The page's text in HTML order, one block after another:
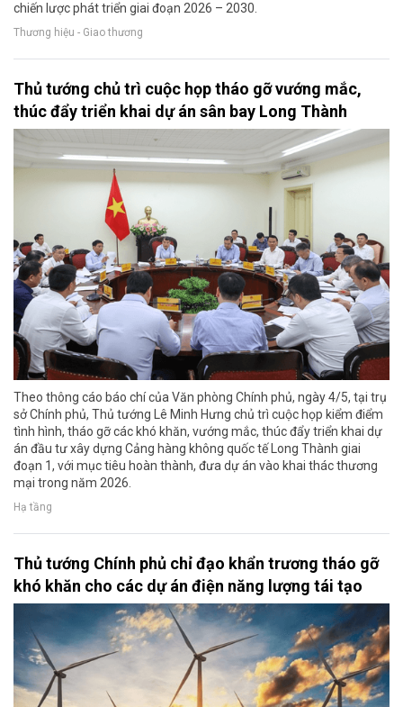
chiến lược phát triển giai đoạn 2026 – 2030.
Thương hiệu - Giao thương
Thủ tướng chủ trì cuộc họp tháo gỡ vướng mắc,
thúc đẩy triển khai dự án sân bay Long Thành
Theo thông cáo báo chí của Văn phòng Chính phủ, ngày 4/5, tại trụ
sở Chính phủ, Thủ tướng Lê Minh Hưng chủ trì cuộc họp kiểm điểm
tình hình, tháo gỡ các khó khăn, vướng mắc, thúc đẩy triển khai dự
án đầu tư xây dựng Cảng hàng không quốc tế Long Thành giai
đoạn 1, với mục tiêu hoàn thành, đưa dự án vào khai thác thương
mại trong năm 2026.
Hạ tầng
Thủ tướng Chính phủ chỉ đạo khẩn trương tháo gỡ
khó khăn cho các dự án điện năng lượng tái tạo